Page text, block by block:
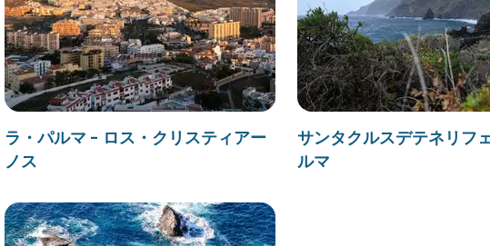
ラ・パルマ - ロス・クリスティアー
ノス
サンタクルスデテネリフ
ルマ